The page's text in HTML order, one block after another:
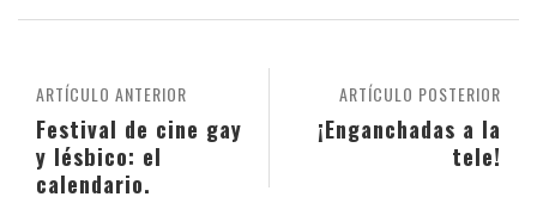
ARTÍCULO POSTERIOR
¡Enganchadas a la
tele!
ARTÍCULO ANTERIOR
Festival de cine gay
y lésbico: el
calendario.